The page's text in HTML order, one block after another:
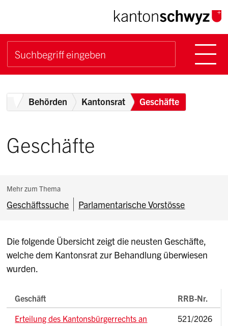
Navigieren im Kanton
Schnellnavigation
Suchbegriff
Breadcrumb
HomeBehörden Kantonsrat Geschäfte
Subnavigation:
Mehr zum Thema
Geschäftssuche Parlamentarische Vorstösse
Geschäfte
Die folgende Übersicht zeigt die neusten Geschäfte,
welche dem Kantonsrat zur Behandlung überwiesen
wurden.
Geschäft
RRB-Nr.
Erteilung des Kantonsbürgerrechts an
521/2026